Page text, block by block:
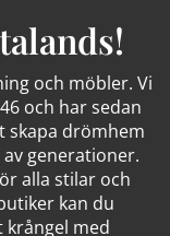
och möbler. Vi
och har sedan
skapa drömhem
generationer.
alla stilar och
kan du
krångel med